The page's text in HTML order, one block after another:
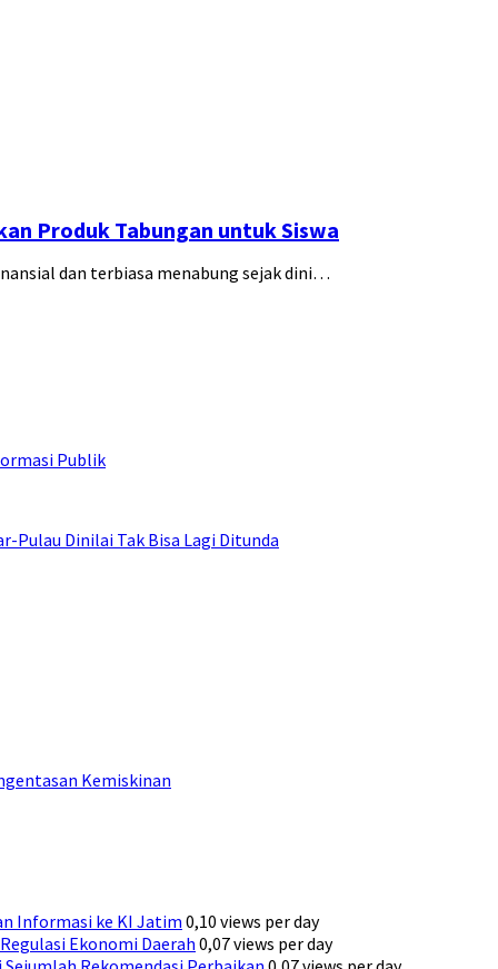
Produk Tabungan untuk Siswa
dan terbiasa menabung sejak dini…
Publik
Pulau Dinilai Tak Bisa Lagi Ditunda
Kemiskinan
Informasi ke KI Jatim 0,10 views per day
Ekonomi Daerah 0,07 views per day